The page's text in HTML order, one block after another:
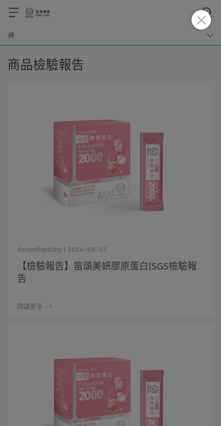
商品檢驗報告
【檢驗報告】笛頌美妍膠原蛋白|SGS檢驗報
告
decenthealthy | 2024-09-03
閱讀更多 ->